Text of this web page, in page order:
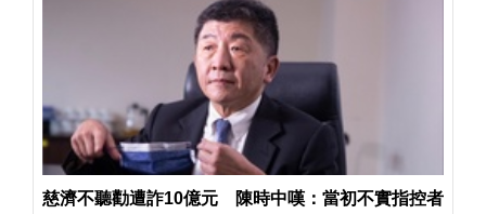
慈濟不聽勸遭詐10億元 陳時中嘆：當初不實指控者